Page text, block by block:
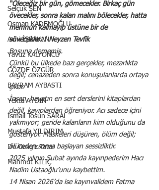
Selçuk ŞEN
Osman KADEMOĞLU
Avni İŞBAKAN
Yavuz KALYONCU
GÖZDE ÖZGÜR
BAYRAM AYBASTI
Yekta AYDIN
İsmail Tosun SARAL
Mustafa YILDIRIM
Dr. Cengiz Tatar
Mahmut KILIÇ
“Öleceğiz bir gün, gömecekler. Birkaç gün
övecekler, sonra kalan malını bölecekler, hatta
memnun kalmayıp üstüne bir de
sövecekler…” Neyzen Tevfik
Boşuna dememiş.
Çünkü bu ülkede bazı gerçekler, mezarlıkta
değil; cenazeden sonra konuşulanlarda ortaya
çıkar.
İnsan, hayatın en sert derslerini kitaplardan
değil, kayıplardan öğreniyor. Acı sadece içini
yakmıyor; geride kalanların kim olduğunu da
gösteriyor. Maskeleri düşüren, ölüm değil;
ölümden sonra başlayan sessizliktir.
2025 yılının Şubat ayında kayınpederim Hacı
Nadim Ustaoğlu’unu kaybettim.
14 Nisan 2026’da ise kayınvalidem Fatma